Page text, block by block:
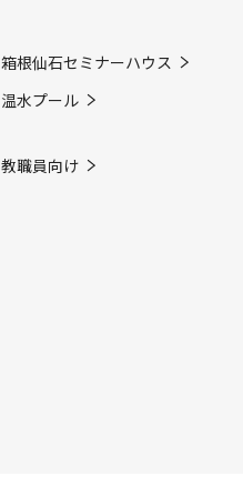
箱根仙石セミナーハウス
温水プール
教職員向け